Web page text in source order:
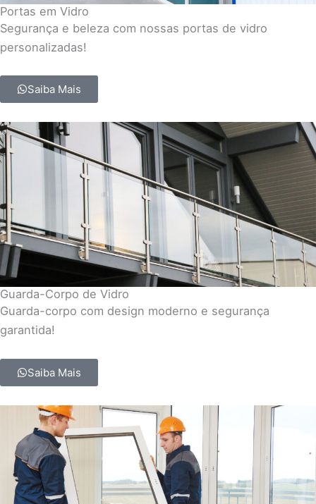
Portas em Vidro
Segurança e beleza com nossas portas de vidro
personalizadas!
Saiba Mais
Guarda-Corpo de Vidro
Guarda-corpo com design moderno e segurança
garantida!
Saiba Mais